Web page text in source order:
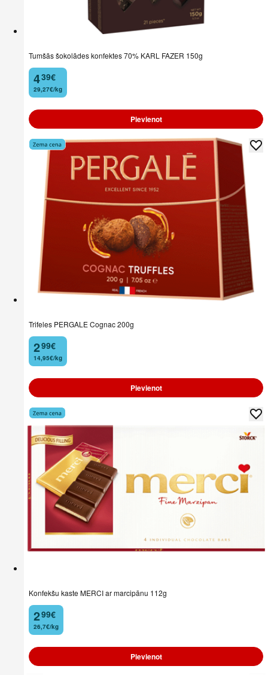
Tumšās šokolādes konfektes 70% KARL FAZER 150g
4
. 39€
29,27€/kg
Pievienot
Trifeles PERGALE Cognac 200g
2
. 99€
14,95€/kg
Pievienot
Konfekšu kaste MERCI ar marcipānu 112g
2
. 99€
26,7€/kg
Pievienot